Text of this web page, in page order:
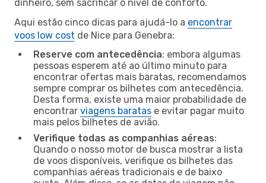
dinheiro, sem sacrificar o nível de conforto.
Aqui estão cinco dicas para ajudá-lo a encontrar
voos low cost de Nice para Genebra:
Reserve com antecedência: embora algumas
pessoas esperem até ao último minuto para
encontrar ofertas mais baratas, recomendamos
sempre comprar os bilhetes com antecedência.
Desta forma, existe uma maior probabilidade de
encontrar viagens baratas e evitar pagar muito
mais pelos bilhetes de avião.
Verifique todas as companhias aéreas:
Quando o nosso motor de busca mostrar a lista
de voos disponíveis, verifique os bilhetes das
companhias aéreas tradicionais e de baixo